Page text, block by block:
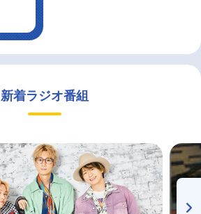
新着ラジオ番組